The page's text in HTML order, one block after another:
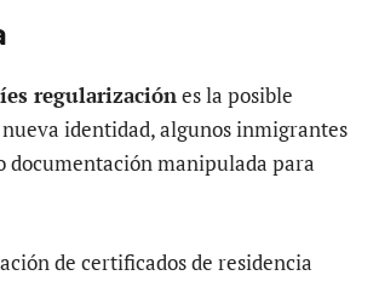
regularizaciónes la posible
identidad, algunos inmigrantes
manipulada para
de certificados de residencia